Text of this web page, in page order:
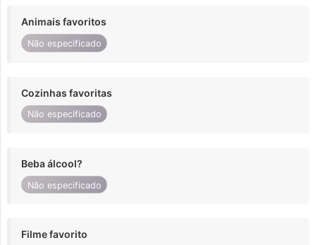
Animais favoritos
Não especificado
Cozinhas favoritas
Não especificado
Beba álcool?
Não especificado
Filme favorito